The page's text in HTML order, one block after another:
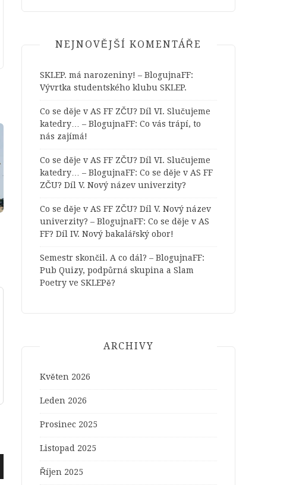
NEJNOVĚJŠÍ KOMENTÁŘE
SKLEP. má narozeniny! – BlogujnaFF:
Vývrtka studentského klubu SKLEP.
Co se děje v AS FF ZČU? Díl VI. Slučujeme
katedry… – BlogujnaFF: Co vás trápí, to
nás zajímá!
Co se děje v AS FF ZČU? Díl VI. Slučujeme
katedry… – BlogujnaFF: Co se děje v AS FF
ZČU? Díl V. Nový název univerzity?
Co se děje v AS FF ZČU? Díl V. Nový název
univerzity? – BlogujnaFF: Co se děje v AS
FF? Díl IV. Nový bakalářský obor!
Semestr skončil. A co dál? – BlogujnaFF:
Pub Quizy, podpůrná skupina a Slam
Poetry ve SKLEPě?
ARCHIVY
Květen 2026
Leden 2026
Prosinec 2025
Listopad 2025
Říjen 2025